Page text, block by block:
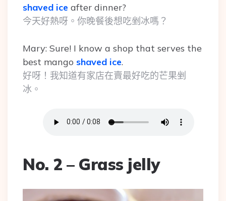
shaved ice after dinner?
今天好熱呀。你晚餐後想吃剉冰嗎？
Mary: Sure! I know a shop that serves the
best mango shaved ice.
好呀！我知道有家店在賣最好吃的芒果剉
冰。
No. 2 – Grass jelly